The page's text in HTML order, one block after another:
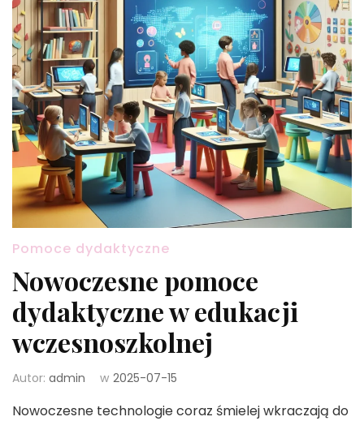
Pomoce dydaktyczne
Nowoczesne pomoce
dydaktyczne w edukacji
wczesnoszkolnej
Autor: admin w 2025-07-15
Nowoczesne technologie coraz śmielej wkraczają do